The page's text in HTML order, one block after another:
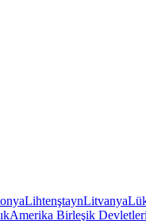
LihtenştaynLitvanya
Amerika Birleşik Devletleri